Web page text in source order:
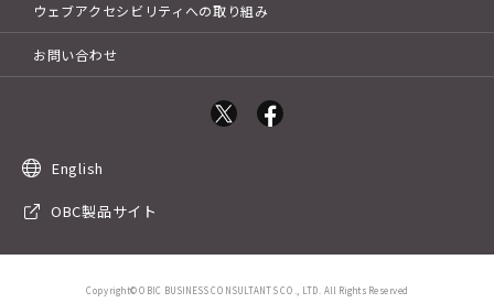
ウェブアクセシビリティへの取り組み
お問い合わせ
English
OBC製品サイト
Copyright©OBIC BUSINESS CONSULTANTS CO., LTD. All Rights Reserved